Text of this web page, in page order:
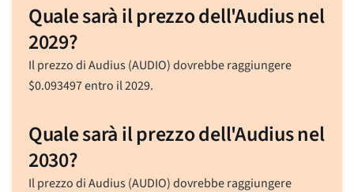
Quale sarà il prezzo dell'Audius nel
2029?
Il prezzo di Audius (AUDIO) dovrebbe raggiungere
$0.093497entro il 2029.
Quale sarà il prezzo dell'Audius nel
2030?
Il prezzo di Audius (AUDIO) dovrebbe raggiungere